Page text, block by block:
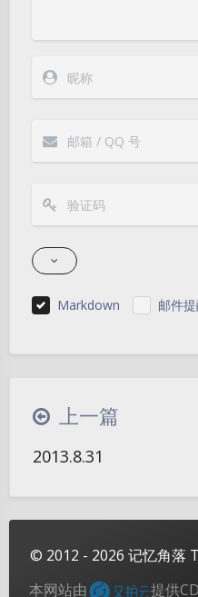
夜间模式
Markdown 邮件
|´・ω・)ノ ヾ
∠( ᐛ 」∠)＿
୧(๑•̀⌄•́๑)૭
(╯°A°)╯︵○○○
ヾ(´･ ･｀｡)ノ"
( ง ᵒ̌皿
Σ(っ °Д °;)っ
( ,,´･ω
上一篇
2013.8.31
© 2012 - 2026 记忆角落
本网站由
提供